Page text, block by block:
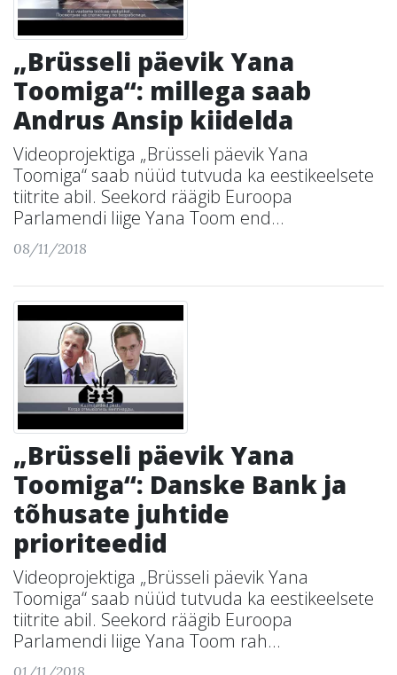
„Brüsseli päevik Yana
Toomiga“: millega saab
Andrus Ansip kiidelda
Videoprojektiga „Brüsseli päevik Yana
Toomiga“ saab nüüd tutvuda ka eestikeelsete
tiitrite abil. Seekord räägib Euroopa
Parlamendi liige Yana Toom end...
08/11/2018
„Brüsseli päevik Yana
Toomiga“: Danske Bank ja
tõhusate juhtide
prioriteedid
Videoprojektiga „Brüsseli päevik Yana
Toomiga“ saab nüüd tutvuda ka eestikeelsete
tiitrite abil. Seekord räägib Euroopa
Parlamendi liige Yana Toom rah...
01/11/2018